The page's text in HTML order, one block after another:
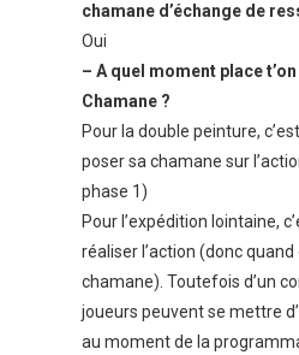
chamane d’échange de
Oui
– A quel moment place
Chamane ?
Pour la double peinture,
poser sa chamane sur
phase 1)
Pour l’expédition lointaine,
réaliser l’action (donc quand
chamane). Toutefois d’un
joueurs peuvent se mettre
au moment de la